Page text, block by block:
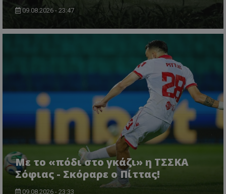
09.08.2026 - 23:47
Με το «πόδι στο γκάζι» η ΤΣΣΚΑ
Σόφιας - Σκόραρε ο Πίττας!
09.08.2026 - 23:33